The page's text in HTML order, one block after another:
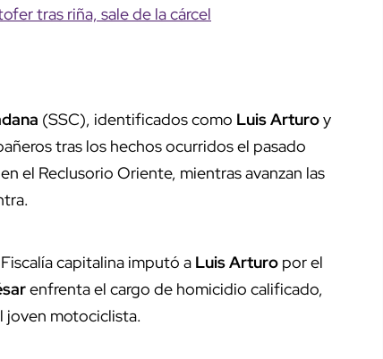
tras riña, sale de la cárcel
(SSC), identificados como Luis Arturoy
tras los hechos ocurridos el pasado
el Reclusorio Oriente, mientras avanzan las
capitalina imputó a Luis Arturo por el
enfrenta el cargo de homicidio calificado,
joven motociclista.